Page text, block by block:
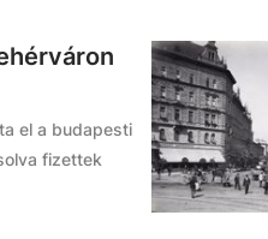
el a budapesti
fizettek